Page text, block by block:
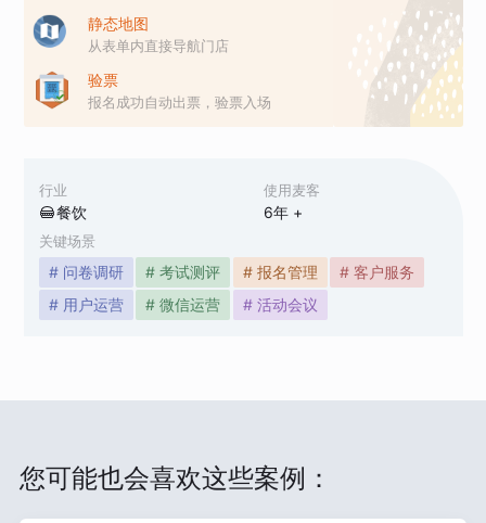
行业
餐饮
使用麦客
6年 +
关键场景
# 问卷调研 # 考试测评 # 报名管理
# 客户服务
# 用户运营
# 微信运营 # 活动会议
静态地图
从表单内直接导航门店
验票
报名成功自动出票，验票入场
您可能也会喜欢这些案例：